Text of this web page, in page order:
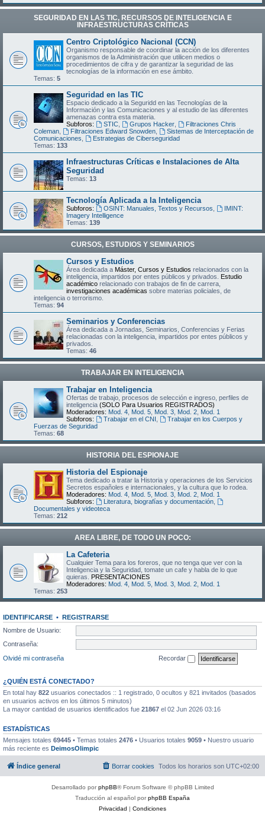
SEGURIDAD EN LAS TIC, RECURSOS DE INTELIGENCIA E
INFRAESTRUCTURAS CRÍTICAS
Centro Criptológico Nacional (CCN)
Organismo responsable de coordinar la acción de los diferentes
organismos de la Administración que utilicen medios o
procedimientos de cifra y de garantizar la seguridad de las
tecnologías de la información en ese ámbito.
Temas: 5
Seguridad en las TIC
Espacio dedicado a la Seguridd en las Tecnologías de la
Información y las Comunicaciones y al estudio de las diferentes
amenazas contra esta materia.
Subforos:
STIC, Grupos Hacker,
Filtraciones Chris
Coleman
Filtraciones Edward Snowden,
Sistemas de Interceptación de
Comunicaciones
Estrategias de Ciberseguridad
Temas: 133
Infraestructuras Críticas e Instalaciones de Alta
Seguridad
Temas: 13
Tecnología Aplicada a la Inteligencia
Subforos: OSINT: Manuales, Textos y Recursos
IMINT:
Imagery Intelligence
Temas: 139
CURSOS, ESTUDIOS Y SEMINARIOS
Cursos y Estudios
Área dedicada a Máster, Cursos y Estudios relacionados con la
inteligencia, impartidos por entes públicos y privados. Estudio
académico relacionado con trabajos de fin de carrera,
investigaciones académicas sobre materias policiales, de
inteligencia o terrorismo.
Temas: 94
Seminarios y Conferencias
Área dedicada a Jornadas, Seminarios, Conferencias y Ferias
relacionadas con la inteligencia, impartidos por entes públicos y
privados.
Temas: 46
TRABAJAR EN INTELIGENCIA
Trabajar en Inteligencia
Ofertas de trabajo, procesos de selección e ingreso, perfiles de
inteligencia (SOLO Para Usuarios REGISTRADOS)
Moderadores: Mod. 4 Mod. 5 Mod. 3 Mod. 2 Mod. 1
Subforos:
Trabajar en el CNI
Trabajar en los Cuerpos y
Fuerzas de Seguridad
Temas: 68
HISTORIA DEL ESPIONAJE
Historia del Espionaje
Tema dedicado a tratar la Historia y operaciones de los Servicios
Secretos españoles e internacionales, y la cultura que lo rodea.
Moderadores: Mod. 4 Mod. 5 Mod. 3 Mod. 2 Mod. 1
Subforos:
Literatura, biografías y documentación,
Documentales y videoteca
Temas: 212
AREA LIBRE, DE TODO UN POCO:
La Cafeteria
Cualquier Tema para los foreros, que no tenga que ver con la
Inteligencia y la Seguridad, tomate un cafe y habla de lo que
quieras. PRESENTACIONES
Moderadores: Mod. 4 Mod. 5 Mod. 3 Mod. 2 Mod. 1
Temas: 253
IDENTIFICARSE • REGISTRARSE
Nombre de Usuario:
Contraseña:
Olvidé mi contraseña
Recordar
¿QUIÉN ESTÁ CONECTADO?
En total hay 822 usuarios conectados :: 1 registrado, 0 ocultos y 821 invitados (basados
en usuarios activos en los últimos 5 minutos)
La mayor cantidad de usuarios identificados fue 21867 el 02 Jun 2026 03:16
ESTADÍSTICAS
Mensajes totales 69445 • Temas totales 2476 • Usuarios totales 9059 • Nuestro usuario
más reciente es DeimosOlimpic
Índice general Todos los horarios son UTC+02:00
Borrar cookies
Desarrollado porphpBB® Forum Software © phpBB Limited
Traducción al español porphpBB España
Privacidad | Condiciones